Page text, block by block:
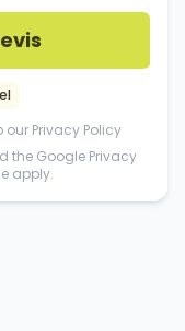
our Privacy Policy
the Google Privacy
apply.